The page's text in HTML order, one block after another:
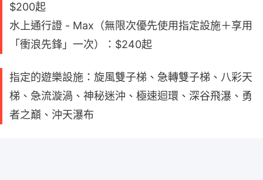
$200起
水上通行證 - Max（無限次優先使用指定設施＋享用
「衝浪先鋒」一次）：$240起
指定的遊樂設施：旋風雙子梯、急轉雙子梯、八彩天
梯、急流漩渦、神秘迷沖、極速迴環、深谷飛瀑、勇
者之巔、沖天瀑布